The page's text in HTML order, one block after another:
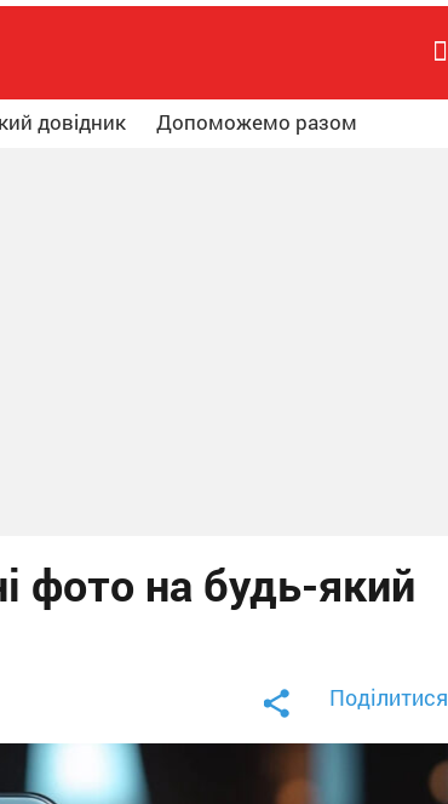
довідник Допоможемо разом
фото на будь-який
Поділитися